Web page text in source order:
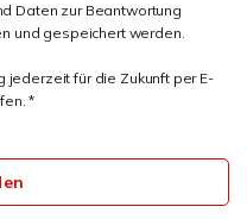
Daten zur Beantwortung
und gespeichert werden.
jederzeit für die Zukunft per E-
*